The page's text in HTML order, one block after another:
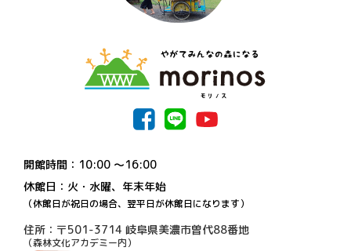
開館時間：10:00 〜16:00
休館日：火・水曜、年末年始
（休館日が祝日の場合、翌平日が休館日になります）
住所：〒501-3714 岐阜県美濃市曽代88番地
（森林文化アカデミー内）